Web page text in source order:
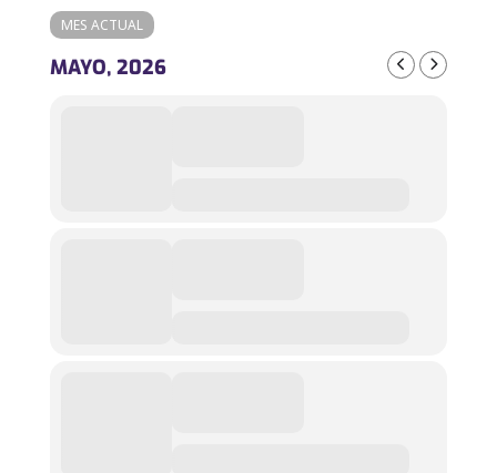
MES ACTUAL
MAYO, 2026